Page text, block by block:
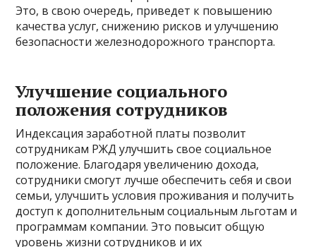
Это, в свою очередь, приведет к повышению
качества услуг, снижению рисков и улучшению
безопасности железнодорожного транспорта.
Улучшение социального
положения сотрудников
Индексация заработной платы позволит
сотрудникам РЖД улучшить свое социальное
положение. Благодаря увеличению дохода,
сотрудники смогут лучше обеспечить себя и свои
семьи, улучшить условия проживания и получить
доступ к дополнительным социальным льготам и
программам компании. Это повысит общую
уровень жизни сотрудников и их